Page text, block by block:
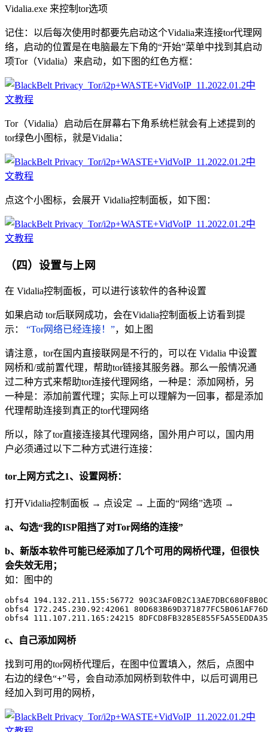
Vidalia.exe 来控制tor选项
记住：以后每次使用时都要先启动这个Vidalia来连接tor代理网
络，启动的位置是在电脑最左下角的“开始”菜单中找到其启动
项Tor（Vidalia）来启动，如下图的红色方框：
Tor（Vidalia）启动后在屏幕右下角系统栏就会有上述提到的
tor绿色小图标，就是Vidalia：
点这个小图标，会展开 Vidalia控制面板，如下图：
（四）设置与上网
在 Vidalia控制面板，可以进行该软件的各种设置
如果启动 tor后联网成功，会在Vidalia控制面板上访看到提
示： “Tor网络已经连接！”，如上图
请注意，tor在国内直接联网是不行的，可以在 Vidalia 中设置
网桥和/或前置代理，帮助tor链接其服务器。那么一般情况通
过二种方式来帮助tor连接代理网络，一种是：添加网桥，另
一种是：添加前置代理；实际上可以理解为一回事，都是添加
代理帮助连接到真正的tor代理网络
所以，除了tor直接连接其代理网络，国外用户可以，国内用
户必须通过以下二种方式进行连接：
tor上网方式之1、设置网桥：
打开Vidalia控制面板 → 点设定 → 上面的“网络”选项 →
a、勾选“我的ISP阻挡了对Tor网络的连接”
b、新版本软件可能已经添加了几个可用的网桥代理，但很快
会失效无用；
如：图中的
obfs4 194.132.211.155:56772
obfs4 172.245.230.92:42061
c、自己添加网桥
找到可用的tor网桥代理后，在图中位置填入，然后，点图中
右边的绿色“+”号，会自动添加网桥到软件中，以后可调用已
经加入到可用的网桥，